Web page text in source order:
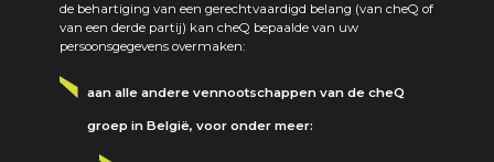
de behartiging van een gerechtvaardigd belang (van cheQ of
van een derde partij) kan cheQ bepaalde van uw
persoonsgegevens overmaken:
aan alle andere vennootschappen van de cheQ
groep in België, voor onder meer: